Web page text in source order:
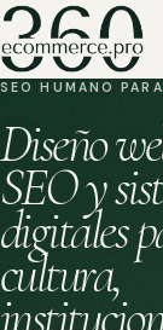
SEO HUMANO
Diseño
SEO y
digitales
cultura,